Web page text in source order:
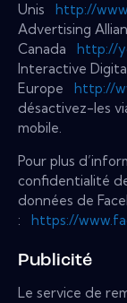
Unis http://
Advertising
Canada http://
Interactive
Europe http://
désactivez-les
mobile.
Pour plus
confidentialité
données de
: https://
Publicité
Le service de